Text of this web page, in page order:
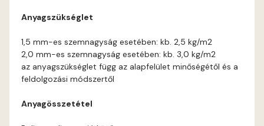
Date-brown B
Anyagszükséglet
1,5 mm-es szemnagyság esetében: kb. 2,5 kg/m2
2,0 mm-es szemnagyság esetében: kb. 3,0 kg/m2
az anyagszükséglet függ az alapfelület minőségétől és a
feldolgozási módszertől
Anyagösszetétel